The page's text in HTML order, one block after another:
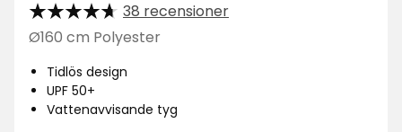
38 recensioner
Ø160 cm Polyester
Tidlös design
UPF 50+
Vattenavvisande tyg